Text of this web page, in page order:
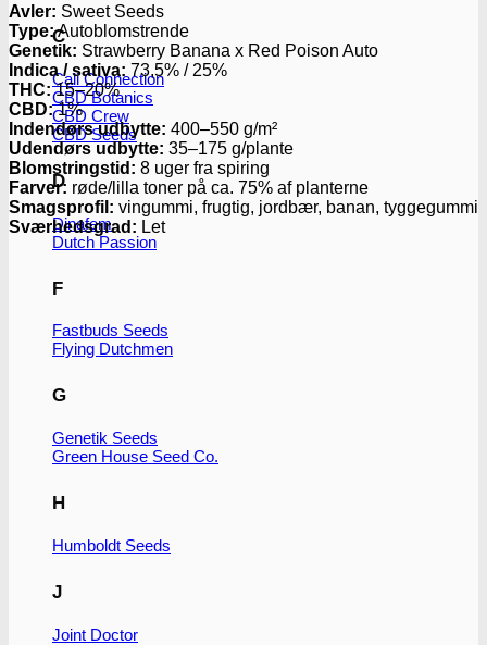
C
Cali Connection
CBD Botanics
CBD Crew
CBD Seeds
D
Dinafem
Dutch Passion
F
Fastbuds Seeds
Flying Dutchmen
G
Genetik Seeds
Green House Seed Co.
H
Humboldt Seeds
J
Joint Doctor
Avler: Sweet Seeds
Type:Autoblomstrende
Genetik: Strawberry Banana x Red Poison Auto
Indica / sativa: 73,5% / 25%
THC:15–20%
CBD:1%
Indendørs udbytte: 400–550 g/m²
Udendørs udbytte: 35–175 g/plante
Blomstringstid: 8 uger fra spiring
Farver: røde/lilla toner på ca. 75% af planterne
Smagsprofil: vingummi, frugtig, jordbær, banan, tyggegummi
Sværhedsgrad: Let